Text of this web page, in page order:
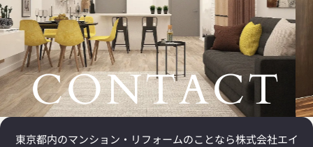
CONTACT
東京都内のマンション・リフォームのことなら株式会社エイ